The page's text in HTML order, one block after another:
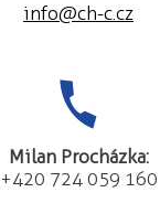
info@ch-c.cz
Milan Procházka:
+420 724 059 160